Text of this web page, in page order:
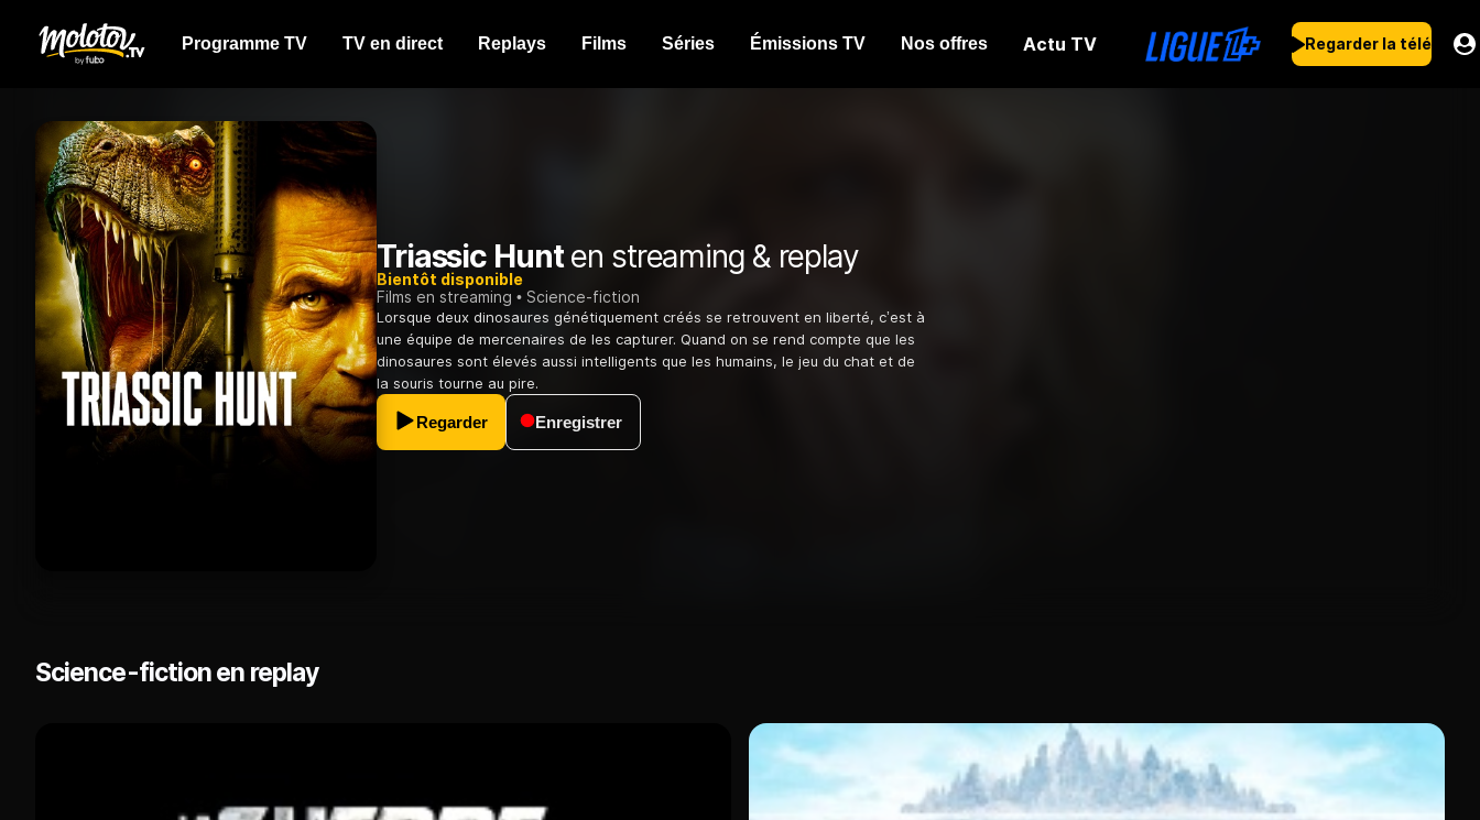
Programme TV TV en direct Replays Films Séries Émissions TV Nos offres Actu TV Regarder la télé
Triassic Hunten streaming & replay
Bientôt disponible
Films en streaming
Science-fiction
Lorsque deux dinosaures génétiquement créés se retrouvent en liberté, c’est à
une équipe de mercenaires de les capturer. Quand on se rend compte que les
dinosaures sont élevés aussi intelligents que les humains, le jeu du chat et de
la souris tourne au pire.
Regarder Enregistrer
Science-fiction en replay